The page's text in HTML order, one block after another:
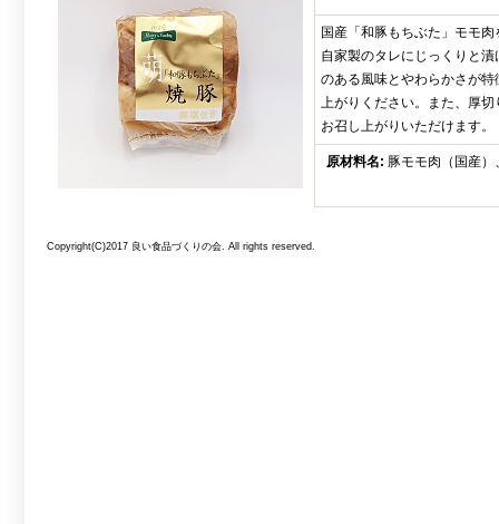
国産「和豚もちぶた」モモ
自家製のタレにじっくりと
のある風味とやわらかさが
上がりください。また、厚
お召し上がりいただけます。
原材料名: 豚モモ肉（国産
Copyright(C)2017 良い食品づくりの会. All rights reserved.